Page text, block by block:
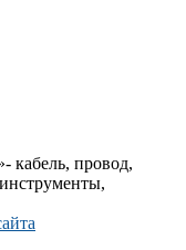
провод,